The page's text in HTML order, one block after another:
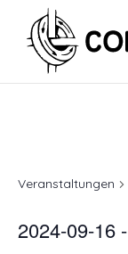
Veranstaltungen
2024-09-16 -